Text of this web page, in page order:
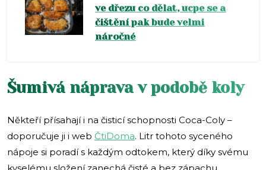
ve dřezu co dělat, ucpe se a
čištění pak bude velmi
náročné
Šumivá náprava v podobě koly
Někteří přísahají i na čisticí schopnosti Coca-Coly –
doporučuje ji i web ČtiDoma. Litr tohoto syceného
nápoje si poradí s každým odtokem, který díky svému